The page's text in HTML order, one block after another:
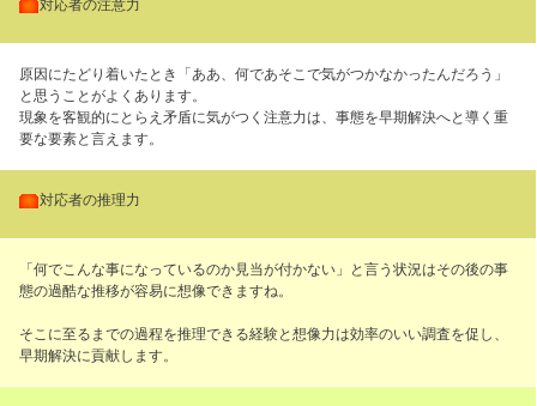
・ 対応者の注意力
原因にたどり着いたとき「ああ、何であそこで気がつかなかったんだろう」
と思うことがよくあります。
現象を客観的にとらえ矛盾に気がつく注意力は、事態を早期解決へと導く重
要な要素と言えます。
・ 対応者の推理力
「何でこんな事になっているのか見当が付かない」と言う状況はその後の事
態の過酷な推移が容易に想像できますね。
そこに至るまでの過程を推理できる経験と想像力は効率のいい調査を促し、
早期解決に貢献します。